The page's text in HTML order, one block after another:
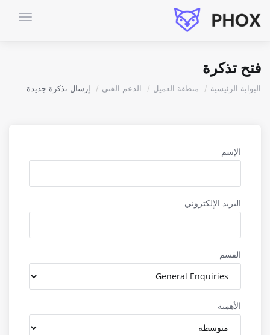
تبديل
فتح تذكرة
البوابة الرئيسية منطقة العميل الدعم الفني إرسال تذكرة جديدة
الإسم
البريد الإلكتروني
القسم
الأهمية